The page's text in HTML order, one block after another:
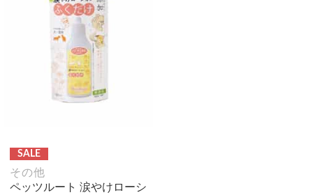
SALE
その他
ペッツルート 涙やけローシ